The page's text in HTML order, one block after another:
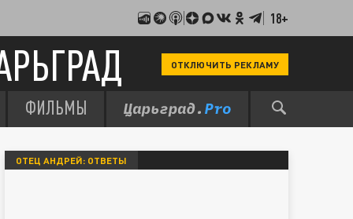
18+
ОТКЛЮЧИТЬ РЕКЛАМУ
ФИЛЬМЫ
ОТЕЦ АНДРЕЙ: ОТВЕТЫ